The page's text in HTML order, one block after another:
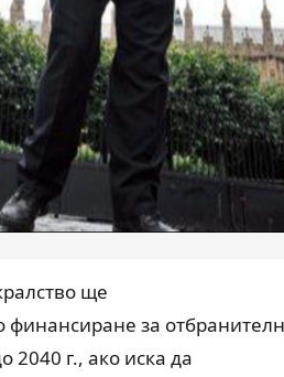
ще
за
2040 г., ако иска да